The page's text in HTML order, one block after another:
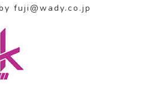
fuji@wady.co.jp